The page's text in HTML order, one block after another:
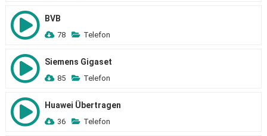
BVB
78 Telefon
Siemens Gigaset
85 Telefon
Huawei Übertragen
36 Telefon